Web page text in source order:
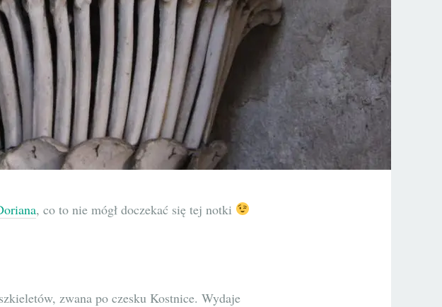
, co to nie mógł doczekać się tej notki
zwana po czesku Kostnice. Wydaje